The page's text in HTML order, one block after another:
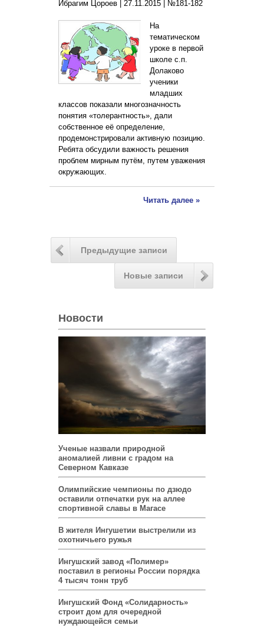
Ибрагим Цороев | 27.11.2015 №181-182
На
тематическом
уроке в первой
школе с.п.
Долаково
ученики
младших
классов показали многозначность
понятия «толерантность», дали
собственное её определение,
продемонстрировали активную позицию.
Ребята обсудили важность решения
проблем мирным путём, путем уважения
окружающих.
Читать далее »
Предыдущие записи
Новые записи
Новости
Ученые назвали природной
аномалией ливни с градом на
Северном Кавказе
Олимпийские чемпионы по дзюдо
оставили отпечатки рук на аллее
спортивной славы в Магасе
В жителя Ингушетии выстрелили из
охотничьего ружья
Ингушский завод «Полимер»
поставил в регионы России порядка
4 тысяч тонн труб
Ингушский Фонд «Солидарность»
строит дом для очередной
нуждающейся семьи